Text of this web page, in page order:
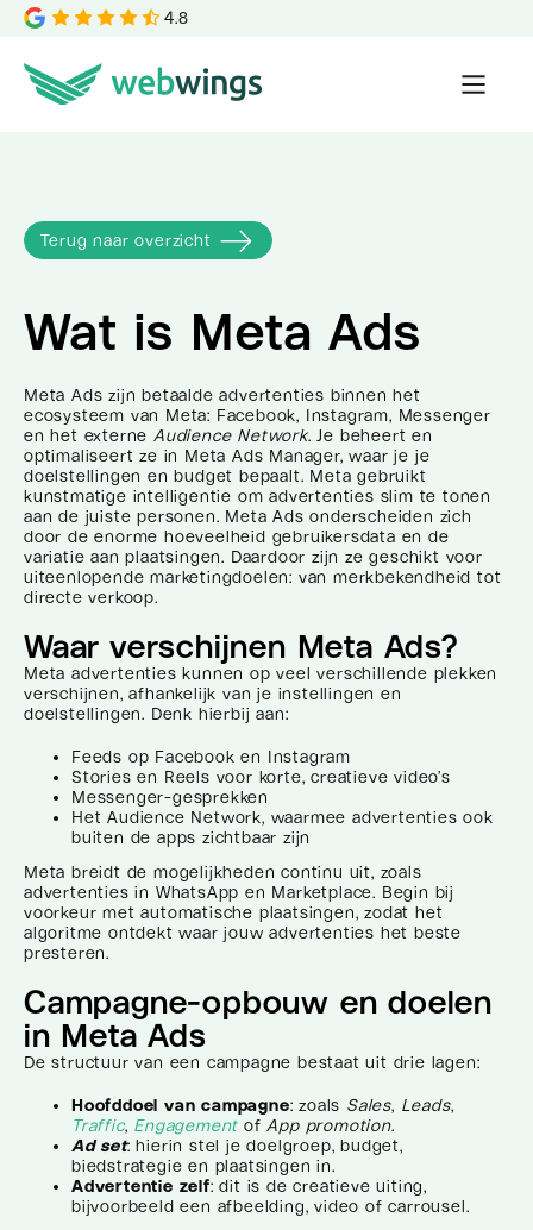
4.8
Terug naar overzicht
Wat is Meta Ads
Meta Ads zijn betaalde advertenties binnen het
ecosysteem van Meta: Facebook, Instagram, Messenger
en het externeAudience Network. Je beheert en
optimaliseert ze in Meta Ads Manager, waar je je
doelstellingen en budget bepaalt. Meta gebruikt
kunstmatige intelligentie om advertenties slim te tonen
aan de juiste personen. Meta Ads onderscheiden zich
door de enorme hoeveelheid gebruikersdata en de
variatie aan plaatsingen. Daardoor zijn ze geschikt voor
uiteenlopende marketingdoelen: van merkbekendheid tot
directe verkoop.
Waar verschijnen Meta Ads?
Meta advertenties kunnen op veel verschillende plekken
verschijnen, afhankelijk van je instellingen en
doelstellingen. Denk hierbij aan:
Feeds op Facebook en Instagram
Stories en Reels voor korte, creatieve video’s
Messenger-gesprekken
Het Audience Network, waarmee advertenties ook
buiten de apps zichtbaar zijn
Meta breidt de mogelijkheden continu uit, zoals
advertenties in WhatsApp en Marketplace. Begin bij
voorkeur met automatische plaatsingen, zodat het
algoritme ontdekt waar jouw advertenties het beste
presteren.
Campagne-opbouw en doelen
in Meta Ads
De structuur van een campagne bestaat uit drie lagen:
Hoofddoel van campagne: zoals Sales, Leads,
Traffic, Engagement ofApp promotion.
Ad set: hierin stel je doelgroep, budget,
biedstrategie en plaatsingen in.
Advertentie zelf: dit is de creatieve uiting,
bijvoorbeeld een afbeelding, video of carrousel.